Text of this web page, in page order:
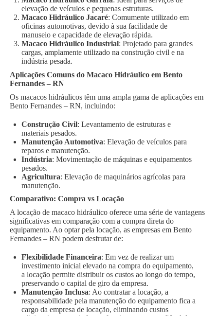
elevação de veículos e pequenas estruturas.
Macaco Hidráulico Jacaré: Comumente utilizado em
oficinas automotivas, devido à sua facilidade de
manuseio e capacidade de elevação rápida.
Macaco Hidráulico Industrial: Projetado para grandes
cargas, amplamente utilizado na construção civil e na
indústria pesada.
Aplicações Comuns do Macaco Hidráulico em Bento
Fernandes – RN
Os macacos hidráulicos têm uma ampla gama de aplicações em
Bento Fernandes – RN, incluindo:
Construção Civil: Levantamento de estruturas e
materiais pesados.
Manutenção Automotiva: Elevação de veículos para
reparos e manutenção.
Indústria: Movimentação de máquinas e equipamentos
pesados.
Agricultura: Elevação de maquinários agrícolas para
manutenção.
Comparativo: Compra vs Locação
A locação de macaco hidráulico oferece uma série de vantagens
significativas em comparação com a compra direta do
equipamento. Ao optar pela locação, as empresas em Bento
Fernandes – RN podem desfrutar de:
Flexibilidade Financeira: Em vez de realizar um
investimento inicial elevado na compra do equipamento,
a locação permite distribuir os custos ao longo do tempo,
preservando o capital de giro da empresa.
Manutenção Inclusa: Ao contratar a locação, a
responsabilidade pela manutenção do equipamento fica a
cargo da empresa de locação, eliminando custos